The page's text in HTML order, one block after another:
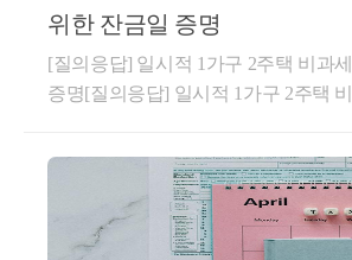
으로 전입시기가 2년을 한도로 연장됨
양도물건을 포함하여2주택이면 된다
수 무관)​3.​양도 후 1주택만 보유해야
일시적 1가구 2주택 비과세를 적용할
치신 경우 다음에 해당하는지를 잘
(1) 종전주택과 신규주택 중 하나의
역이 아닌 경우19.12.17 이후에 신규
위한 잔금일 증명
[질의응답] 일시적 1가구 2주택 비과
증명[질의응답] 일시적 1가구 2주택
택 취득일로부터 1년 이상 지난 후 신
규주택 취득일로부터 3년 이내 종전
주택은 1세대 1주택 비과세 요건(2년
시 조정지역일 경우 2년이상 거주포